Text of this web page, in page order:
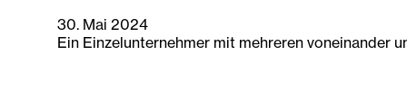
30. Mai 2024
Ein Einzelunternehmer mit mehreren voneinander